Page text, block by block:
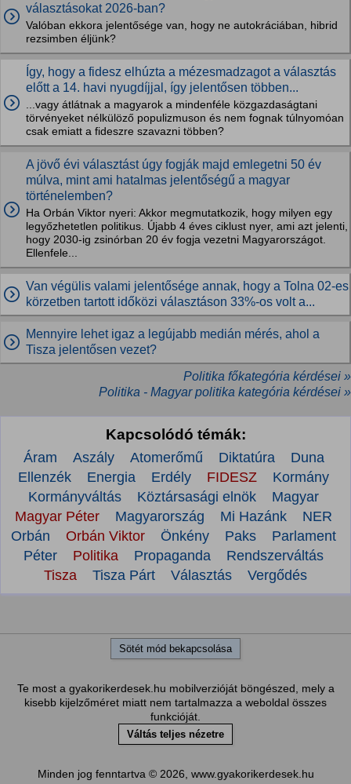
választásokat 2026-ban?
Valóban ekkora jelentősége van, hogy ne autokráciában, hibrid
rezsimben éljünk?
Így, hogy a fidesz elhúzta a mézesmadzagot a választás
előtt a 14. havi nyugdíjjal, így jelentősen többen...
...vagy átlátnak a magyarok a mindenféle közgazdaságtani
törvényeket nélkülöző populizmuson és nem fognak túlnyomóan
csak emiatt a fideszre szavazni többen?
A jövő évi választást úgy fogják majd emlegetni 50 év
múlva, mint ami hatalmas jelentőségű a magyar
történelemben?
Ha Orbán Viktor nyeri: Akkor megmutatkozik, hogy milyen egy
legyőzhetetlen politikus. Újabb 4 éves ciklust nyer, ami azt jelenti,
hogy 2030-ig zsinórban 20 év fogja vezetni Magyarországot.
Ellenfele...
Van végülis valami jelentősége annak, hogy a Tolna 02-es
körzetben tartott időközi választáson 33%-os volt a...
Mennyire lehet igaz a legújabb medián mérés, ahol a
Tisza jelentősen vezet?
Politika főkategória kérdései »
Politika - Magyar politika kategória kérdései »
Kapcsolódó témák:
Áram Aszály Atomerőmű Diktatúra
Duna
Ellenzék
Energia Erdély FIDESZ
Kormány
Kormányváltás
Köztársasági elnök
Magyar
Magyar Péter
Magyarország Mi Hazánk
NER
Orbán
Orbán Viktor Önkény Paks
Parlament
Péter
Politika Propaganda
Rendszerváltás
Tisza
Tisza Párt Választás Vergődés
Sötét mód bekapcsolása
Te most a gyakorikerdesek.hu mobilverzióját böngészed, mely a
kisebb kijelzőméret miatt nem tartalmazza a weboldal összes
funkcióját.
Váltás teljes nézetre
Minden jog fenntartva © 2026, www.gyakorikerdesek.hu